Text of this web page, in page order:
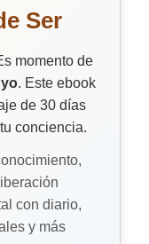
Ser
momento de
. Este ebook
de 30 días
conciencia.
con diario,
y más